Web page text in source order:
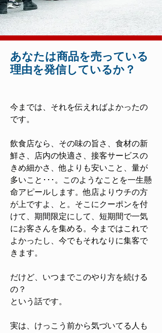
あなたは商品を売っている
理由を発信しているか？
今までは、それを伝えればよかったの
です。
飲食店なら、その味の旨さ、食材の新
鮮さ、店内の快適さ、接客サービスの
きめ細かさ、他よりも安いこと、量が
多いこと･･･。このようなことを一生懸
命アピールします。他店よりウチの方
が上ですよ、と。そこにクーポンを付
けて、期間限定にして、短期間で一気
にお客さんを集める。今まではこれで
よかったし、今でもそれなりに集客で
きます。​
だけど、いつまでこのやり方を続ける
の？
という話です。
実は、けっこう前から気づいてる人も